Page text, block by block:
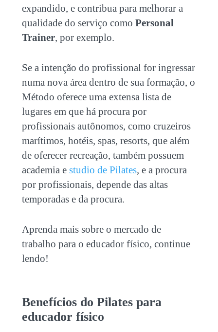
expandido, e contribua para melhorar a
qualidade do serviço como Personal
Trainer, por exemplo.
Se a intenção do profissional for ingressar
numa nova área dentro de sua formação, o
Método oferece uma extensa lista de
lugares em que há procura por
profissionais autônomos, como cruzeiros
marítimos, hotéis, spas, resorts, que além
de oferecer recreação, também possuem
academia e studio de Pilates, e a procura
por profissionais, depende das altas
temporadas e da procura.
Aprenda mais sobre o mercado de
trabalho para o educador físico, continue
lendo!
Benefícios do Pilates para
educador físico